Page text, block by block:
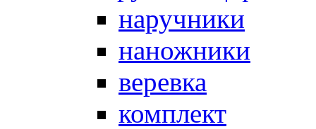
наручники
наножники
веревка
комплект